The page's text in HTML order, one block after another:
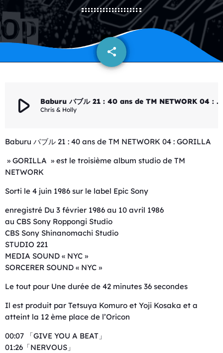
share
email
play_arrow Baburu バブル 21 : 40 ans de TM NETWORK 04 : GORILLA
Chris & Holly
Baburu バブル 21 : 40 ans de TM NETWORK 04 : GORILLA
» GORILLA » est le troisième album studio de TM
NETWORK
Sorti le 4 juin 1986 sur le label Epic Sony
enregistré Du 3 février 1986 au 10 avril 1986
au CBS Sony Roppongi Studio
CBS Sony Shinanomachi Studio
STUDIO 221
MEDIA SOUND « NYC »
SORCERER SOUND « NYC »
Le tout pour Une durée de 42 minutes 36 secondes
Il est produit par Tetsuya Komuro et Yoji Kosaka et a
atteint la 12 ème place de l’Oricon
00:07 「GIVE YOU A BEAT」
01:26「NERVOUS」